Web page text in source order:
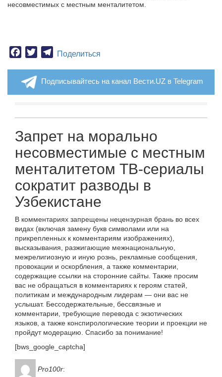
несовместимых с местным менталитетом.
Facebook
TwitterTelegram
Поделиться
Подписывайтесь на канал Вести.UZ в Telegram
Запрет на морально
несовместимые с местным
менталитетом ТВ-сериалы
сократит разводы в
Узбекистане
В комментариях запрещены нецензурная брань во всех
видах (включая замену букв символами или на
прикрепленных к комментариям изображениях),
высказывания, разжигающие межнациональную,
межрелигиозную и иную рознь, рекламные сообщения,
провокации и оскорбления, а также комментарии,
содержащие ссылки на сторонние сайты. Также просим
вас не обращаться в комментариях к героям статей,
политикам и международным лидерам — они вас не
услышат. Бессодержательные, бессвязные и
комментарии, требующие перевода с экзотических
языков, а также конспирологические теории и проекции не
пройдут модерацию. Спасибо за понимание!
[bws_google_captcha]
Pro100r: